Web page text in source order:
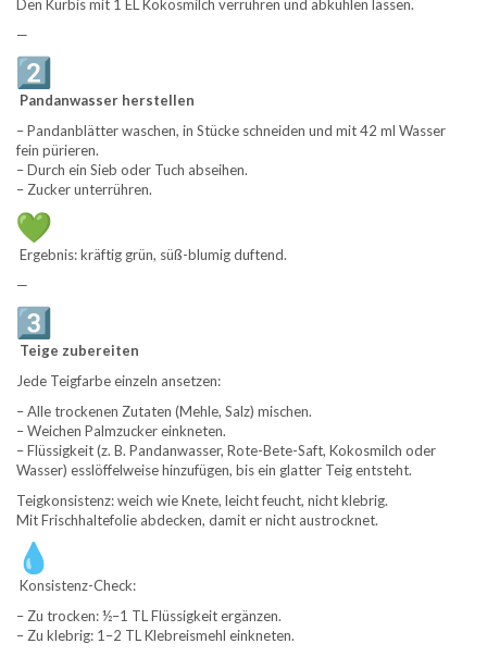
Den Kürbis mit 1 EL Kokosmilch verrühren und abkühlen lassen.
—
Pandanwasser herstellen
– Pandanblätter waschen, in Stücke schneiden und mit 42 ml Wasser
fein pürieren.
– Durch ein Sieb oder Tuch abseihen.
– Zucker unterrühren.
Ergebnis: kräftig grün, süß-blumig duftend.
—
Teige zubereiten
Jede Teigfarbe einzeln ansetzen:
– Alle trockenen Zutaten (Mehle, Salz) mischen.
– Weichen Palmzucker einkneten.
– Flüssigkeit (z. B. Pandanwasser, Rote-Bete-Saft, Kokosmilch oder
Wasser) esslöffelweise hinzufügen, bis ein glatter Teig entsteht.
Teigkonsistenz: weich wie Knete, leicht feucht, nicht klebrig.
Mit Frischhaltefolie abdecken, damit er nicht austrocknet.
Konsistenz-Check:
– Zu trocken: ½–1 TL Flüssigkeit ergänzen.
– Zu klebrig: 1–2 TL Klebreismehl einkneten.